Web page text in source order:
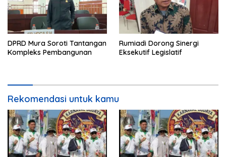
DPRD Mura Soroti Tantangan
Kompleks Pembangunan
Rumiadi Dorong Sinergi
Eksekutif Legislatif
Rekomendasi untuk kamu